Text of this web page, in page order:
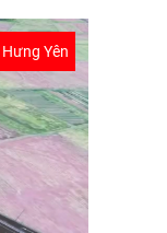
Hưng Yên